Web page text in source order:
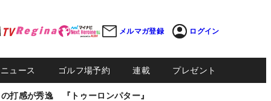
メルマガ登録 ログイン
ュース ゴルフ場予約 連載 プレゼント
打感が秀逸 『トゥーロンパター』